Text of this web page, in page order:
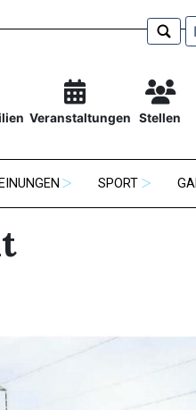
Veranstaltungen Stellen
SPORT